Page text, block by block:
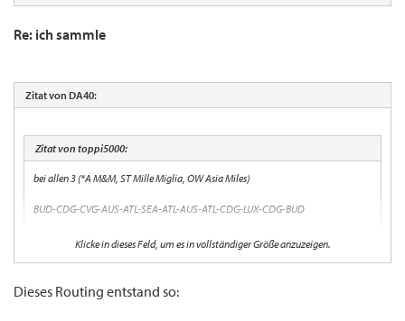
Re: ich sammle
Zitat von DA40:
Zitat von toppi5000:
bei allen 3 (*A M&M, ST Mille Miglia, OW Asia Miles)
BUD-CDG-CVG-AUS-ATL-SEA-ATL-AUS-ATL-CDG-LUX-CDG-BUD
21000 EQM, 32000 RDM mit 610€ Casheinsatz (macht etwa 3cpm für EQM und
Über welche Seite baust du dir denn solche MRs? Hast du den MR aus verschiedenen
Klicke in dieses Feld, um es in vollständiger Größe anzuzeigen.
Dieses Routing entstand so: